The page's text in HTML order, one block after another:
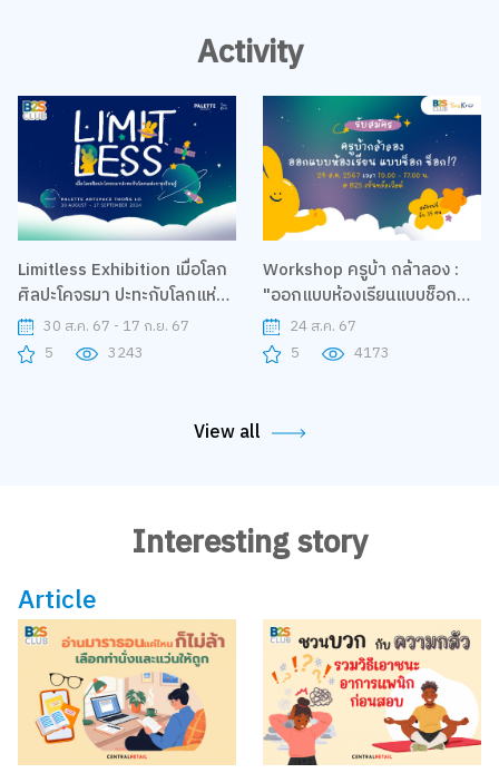
Activity
Limitless Exhibition เมื่อโลก
ศิลปะโคจรมา ปะทะกับโลกแห่ง
การเรียนรู้
30 ส.ค. 67 - 17 ก.ย. 67
5
3243
Workshop ครูบ้า กล้าลอง :
"ออกแบบห้องเรียนแบบช็อก
ช็อก!?"24 ส.ค. 67
5
4173
View all
Interesting story
Article